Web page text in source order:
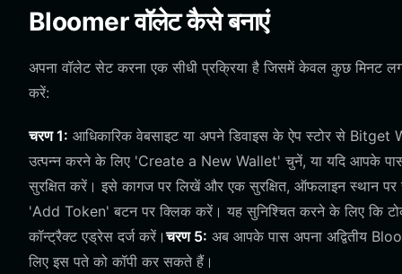
Bloomer वॉलेट कैसे बनाएं
अपना वॉलेट सेट करना एक सीधी प्रक्रिया है जिसमें केवल कुछ मिनट
करें:
चरण 1: आधिकारिक वेबसाइट या अपने डिवाइस के ऐप स्टोर से
उत्पन्न करने के लिए 'Create a New Wallet' चुनें, या यदि आपके
सुरक्षित करें। इसे कागज पर लिखें और एक सुरक्षित, ऑफलाइन स्थान
'Add Token' बटन पर क्लिक करें। यह सुनिश्चित करने के लिए कि
कॉन्ट्रैक्ट एड्रेस दर्ज करें।चरण 5: अब आपके पास अपना अद्वितीय
लिए इस पते को कॉपी कर सकते हैं।